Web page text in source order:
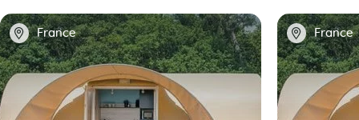
📍 France 📍 France